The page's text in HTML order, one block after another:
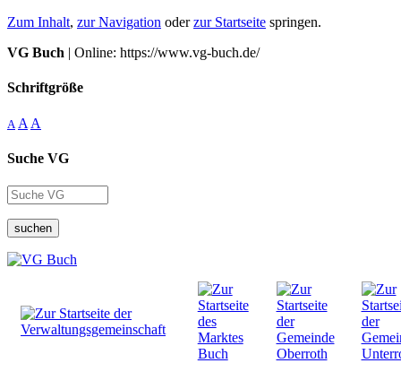
Zum Inhalt, zur Navigation oderzur Startseite springen.
VG Buch | Online: https://www.vg-buch.de/
Schriftgröße
A A A
Suche VG
suchen